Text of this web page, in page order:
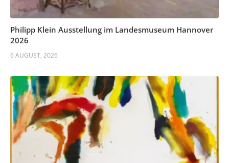
Philipp Klein Ausstellung im Landesmuseum Hannover
2026
6 AUGUST, 2026